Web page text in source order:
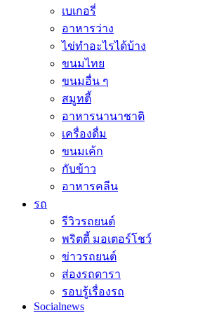
เบเกอรี่
อาหารว่าง
ไข่ทำอะไรได้บ้าง
ขนมไทย
ขนมอื่น ๆ
สมูทตี้
อาหารนานาชาติ
เครื่องดื่ม
ขนมเค้ก
กับข้าว
อาหารคลีน
รถ
รีวิวรถยนต์
พริตตี้ มอเตอร์โชว์
ข่าวรถยนต์
ส่องรถดารา
รอบรู้เรื่องรถ
Socialnews